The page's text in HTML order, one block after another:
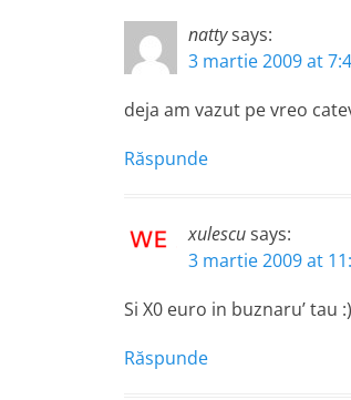
nattysays:
3 martie 2009 at
deja am vazut pe vreo
Răspunde
xulescusays:
3 martie 2009 at
Si X0 euro in buznaru’ tau :)
Răspunde